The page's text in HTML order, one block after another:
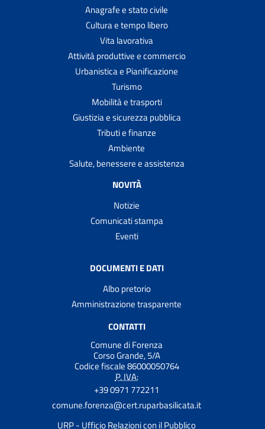
Anagrafe e stato civile
Cultura e tempo libero
Vita lavorativa
Attività produttive e commercio
Urbanistica e Pianificazione
Turismo
Mobilità e trasporti
Giustizia e sicurezza pubblica
Tributi e finanze
Ambiente
Salute, benessere e assistenza
NOVITÀ
Notizie
Comunicati stampa
Eventi
DOCUMENTI E DATI
Albo pretorio
Amministrazione trasparente
CONTATTI
Comune di Forenza
Corso Grande, 5/A
Codice fiscale 86000050764
P. IVA:
+39 0971 772211
comune.forenza@cert.ruparbasilicata.it
URP - Ufficio Relazioni con il Pubblico